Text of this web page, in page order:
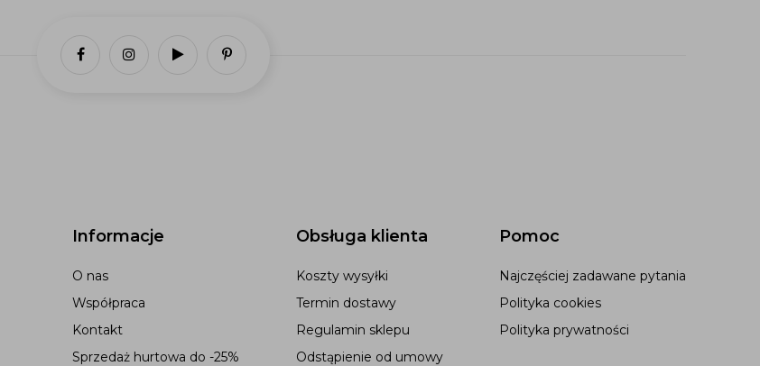
Informacje
O nas
Współpraca
Kontakt
Sprzedaż hurtowa do -25%
Obsługa klienta
Koszty wysyłki
Termin dostawy
Regulamin sklepu
Odstąpienie od umowy
Pomoc
Najczęściej zadawane pytania
Polityka cookies
Polityka prywatności